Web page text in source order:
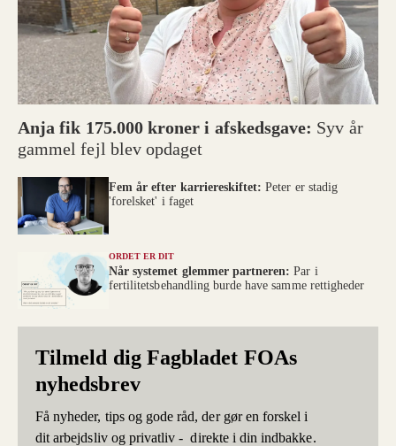
Anja fik 175.000 kroner i afskedsgave: Syv år
gammel fejl blev opdaget
Fem år efter karriereskiftet:Peter er stadig
'forelsket' i faget
ORDET ER DIT
Når systemet glemmer partneren:Par i
fertilitetsbehandling burde have samme rettigheder
Tilmeld dig Fagbladet FOAs
nyhedsbrev
Få nyheder, tips og gode råd, der gør en forskel i
dit arbejdsliv og privatliv - direkte i din indbakke.